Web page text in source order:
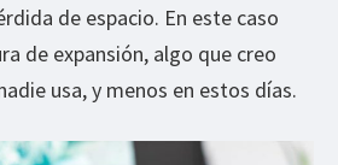
de espacio. En este caso
de expansión, algo que creo
usa, y menos en estos días.